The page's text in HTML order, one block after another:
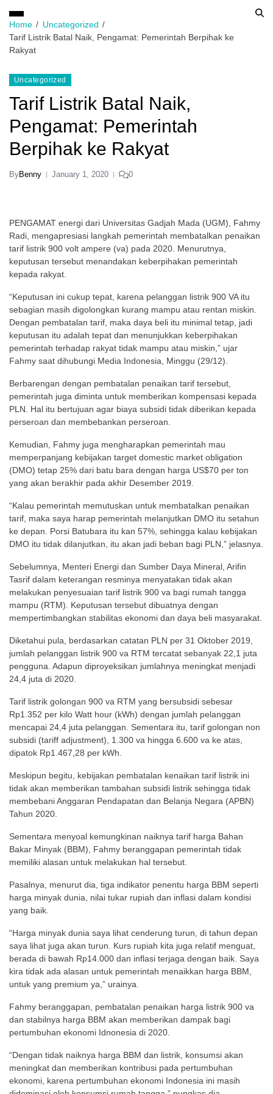
Home
Uncategorized
Tarif Listrik Batal Naik, Pengamat: Pemerintah Berpihak ke
Rakyat
Uncategorized
Tarif Listrik Batal Naik,
Pengamat: Pemerintah
Berpihak ke Rakyat
ByBenny January 1, 2020 0
PENGAMAT energi dari Universitas Gadjah Mada (UGM), Fahmy
Radi, mengapresiasi langkah pemerintah membatalkan penaikan
tarif listrik 900 volt ampere (va) pada 2020. Menurutnya,
keputusan tersebut menandakan keberpihakan pemerintah
kepada rakyat.
“Keputusan ini cukup tepat, karena pelanggan listrik 900 VA itu
sebagian masih digolongkan kurang mampu atau rentan miskin.
Dengan pembatalan tarif, maka daya beli itu minimal tetap, jadi
keputusan itu adalah tepat dan menunjukkan keberpihakan
pemerintah terhadap rakyat tidak mampu atau miskin,” ujar
Fahmy saat dihubungi Media Indonesia, Minggu (29/12).
Berbarengan dengan pembatalan penaikan tarif tersebut,
pemerintah juga diminta untuk memberikan kompensasi kepada
PLN. Hal itu bertujuan agar biaya subsidi tidak diberikan kepada
perseroan dan membebankan perseroan.
Kemudian, Fahmy juga mengharapkan pemerintah mau
memperpanjang kebijakan target domestic market obligation
(DMO) tetap 25% dari batu bara dengan harga US$70 per ton
yang akan berakhir pada akhir Desember 2019.
“Kalau pemerintah memutuskan untuk membatalkan penaikan
tarif, maka saya harap pemerintah melanjutkan DMO itu setahun
ke depan. Porsi Batubara itu kan 57%, sehingga kalau kebijakan
DMO itu tidak dilanjutkan, itu akan jadi beban bagi PLN,” jelasnya.
Sebelumnya, Menteri Energi dan Sumber Daya Mineral, Arifin
Tasrif dalam keterangan resminya menyatakan tidak akan
melakukan penyesuaian tarif listrik 900 va bagi rumah tangga
mampu (RTM). Keputusan tersebut dibuatnya dengan
mempertimbangkan stabilitas ekonomi dan daya beli masyarakat.
Diketahui pula, berdasarkan catatan PLN per 31 Oktober 2019,
jumlah pelanggan listrik 900 va RTM tercatat sebanyak 22,1 juta
pengguna. Adapun diproyeksikan jumlahnya meningkat menjadi
24,4 juta di 2020.
Tarif listrik golongan 900 va RTM yang bersubsidi sebesar
Rp1.352 per kilo Watt hour (kWh) dengan jumlah pelanggan
mencapai 24,4 juta pelanggan. Sementara itu, tarif golongan non
subsidi (tariff adjustment), 1.300 va hingga 6.600 va ke atas,
dipatok Rp1.467,28 per kWh.
Meskipun begitu, kebijakan pembatalan kenaikan tarif listrik ini
tidak akan memberikan tambahan subsidi listrik sehingga tidak
membebani Anggaran Pendapatan dan Belanja Negara (APBN)
Tahun 2020.
Sementara menyoal kemungkinan naiknya tarif harga Bahan
Bakar Minyak (BBM), Fahmy beranggapan pemerintah tidak
memiliki alasan untuk melakukan hal tersebut.
Pasalnya, menurut dia, tiga indikator penentu harga BBM seperti
harga minyak dunia, nilai tukar rupiah dan inflasi dalam kondisi
yang baik.
“Harga minyak dunia saya lihat cenderung turun, di tahun depan
saya lihat juga akan turun. Kurs rupiah kita juga relatif menguat,
berada di bawah Rp14.000 dan inflasi terjaga dengan baik. Saya
kira tidak ada alasan untuk pemerintah menaikkan harga BBM,
untuk yang premium ya,” urainya.
Fahmy beranggapan, pembatalan penaikan harga listrik 900 va
dan stabilnya harga BBM akan memberikan dampak bagi
pertumbuhan ekonomi Idnonesia di 2020.
“Dengan tidak naiknya harga BBM dan listrik, konsumsi akan
meningkat dan memberikan kontribusi pada pertumbuhan
ekonomi, karena pertumbuhan ekonomi Indonesia ini masih